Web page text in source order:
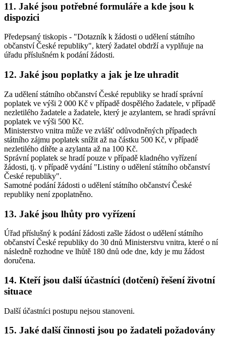
11. Jaké jsou potřebné formuláře a kde jsou k
dispozici
Předepsaný tiskopis - "Dotazník k žádosti o udělení státního
občanství České republiky", který žadatel obdrží a vyplňuje na
úřadu příslušném k podání žádosti.
12. Jaké jsou poplatky a jak je lze uhradit
Za udělení státního občanství České republiky se hradí správní
poplatek ve výši 2 000 Kč v případě dospělého žadatele, v případě
nezletilého žadatele a žadatele, který je azylantem, se hradí správní
poplatek ve výši 500 Kč.
Ministerstvo vnitra může ve zvlášť odůvodněných případech
státního zájmu poplatek snížit až na částku 500 Kč, v případě
nezletilého dítěte a azylanta až na 100 Kč.
Správní poplatek se hradí pouze v případě kladného vyřízení
žádosti, tj. v případě vydání "Listiny o udělení státního občanství
České republiky".
Samotné podání žádosti o udělení státního občanství České
republiky není zpoplatněno.
13. Jaké jsou lhůty pro vyřízení
Úřad příslušný k podání žádosti zašle žádost o udělení státního
občanství České republiky do 30 dnů Ministerstvu vnitra, které o ní
následně rozhodne ve lhůtě 180 dnů ode dne, kdy je mu žádost
doručena.
14. Kteří jsou další účastníci (dotčení) řešení životní
situace
Další účastníci postupu nejsou stanoveni.
15. Jaké další činnosti jsou po žadateli požadovány